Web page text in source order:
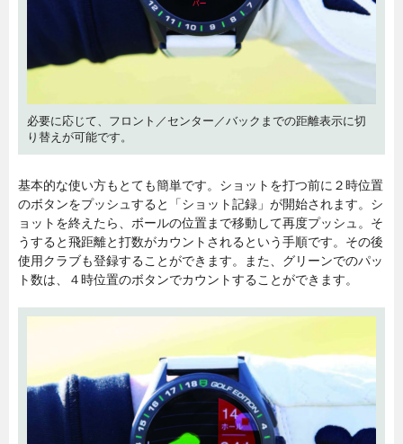
必要に応じて、フロント／センター／バックまでの距離表示に切
り替えが可能です。
基本的な使い方もとても簡単です。ショットを打つ前に２時位置
のボタンをプッシュすると「ショット記録」が開始されます。シ
ョットを終えたら、ボールの位置まで移動して再度プッシュ。そ
うすると飛距離と打数がカウントされるという手順です。その後
使用クラブも登録することができます。また、グリーンでのパッ
ト数は、４時位置のボタンでカウントすることができます。